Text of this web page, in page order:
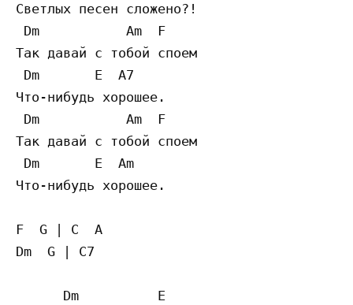
Светлых песен сложено?!
Dm           Am  F
Так давай с тобой споем
Dm       E  A7
Что-нибудь хорошее.
Dm           Am  F
Так давай с тобой споем
Dm       E  Am
Что-нибудь хорошее.
F  G | C  A
Dm  G | C7
      Dm          E